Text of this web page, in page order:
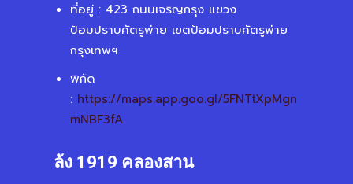
ที่อยู่ : 423 ถนนเจริญกรุง แขวง
ป้อมปราบศัตรูพ่าย เขตป้อมปราบศัตรูพ่าย
กรุงเทพฯ
พิกัด
: https://maps.app.goo.gl/5FNTtXpMgn
mNBF3fA
ล้ง 1919 คลองสาน